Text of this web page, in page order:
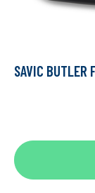
SAVIC BUTLER